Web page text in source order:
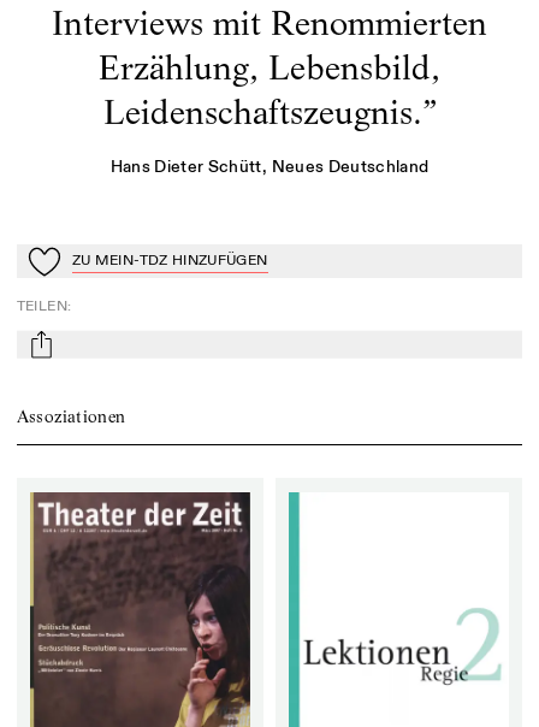
Interviews mit Renommierten
Erzählung, Lebensbild,
Leidenschaftszeugnis.”
Hans Dieter Schütt, Neues Deutschland
Zu Mein-TdZ hinzufügen
ZU MEIN-TDZ HINZUFÜGEN
TEILEN:
mail
Assoziationen